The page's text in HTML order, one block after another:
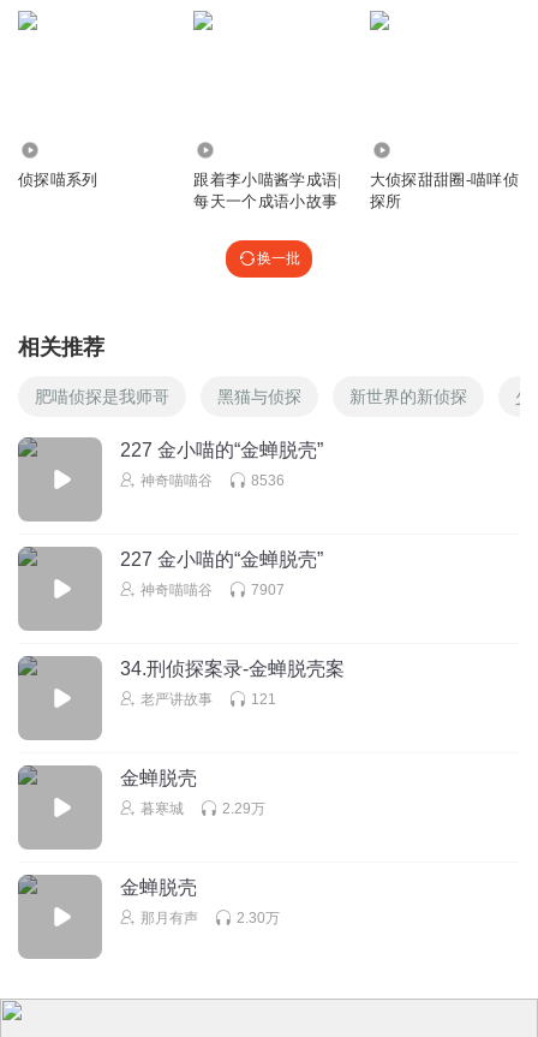
侦探喵系列
跟着李小喵酱学成语|
每天一个成语小故事
大侦探甜甜圈-喵咩侦
探所
换一批
相关推荐
肥喵侦探是我师哥 黑猫与侦探 新世界的新侦探 少
227 金小喵的“金蝉脱壳”
神奇喵喵谷 8536
227 金小喵的“金蝉脱壳”
神奇喵喵谷 7907
34.刑侦探案录-金蝉脱壳案
老严讲故事 121
金蝉脱壳
暮寒城 2.29万
金蝉脱壳
那月有声 2.30万